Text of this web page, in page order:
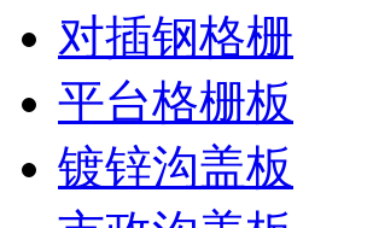
对插钢格栅
平台格栅板
镀锌沟盖板